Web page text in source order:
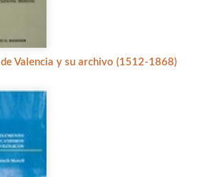
Valencia y su archivo (1512-1868)